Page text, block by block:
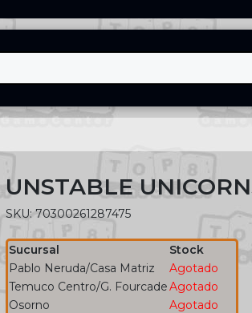
UNSTABLE
SKU: 70300261287475
Sucursal
Stock
Pablo Neruda/Casa Matriz
Agotado
Temuco Centro/G. FourcadeAgotado
Osorno
Agotado